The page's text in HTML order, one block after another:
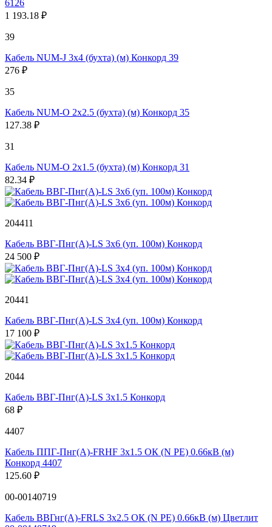
6126
1 193.18 ₽
39
Кабель NUM-J 3х4 (бухта) (м) Конкорд 39
276 ₽
35
Кабель NUM-O 2х2.5 (бухта) (м) Конкорд 35
127.38 ₽
31
Кабель NUM-O 2х1.5 (бухта) (м) Конкорд 31
82.34 ₽
204411
Кабель ВВГ-Пнг(А)-LS 3х6 (уп. 100м) Конкорд
24 500 ₽
20441
Кабель ВВГ-Пнг(А)-LS 3х4 (уп. 100м) Конкорд
17 100 ₽
2044
Кабель ВВГ-Пнг(А)-LS 3х1.5 Конкорд
68 ₽
4407
Кабель ППГ-Пнг(А)-FRHF 3х1.5 ОК (N PE) 0.66кВ (м)
Конкорд 4407
125.60 ₽
00-00140719
Кабель ВВГнг(А)-FRLS 3х2.5 ОК (N PE) 0.66кВ (м) Цветлит